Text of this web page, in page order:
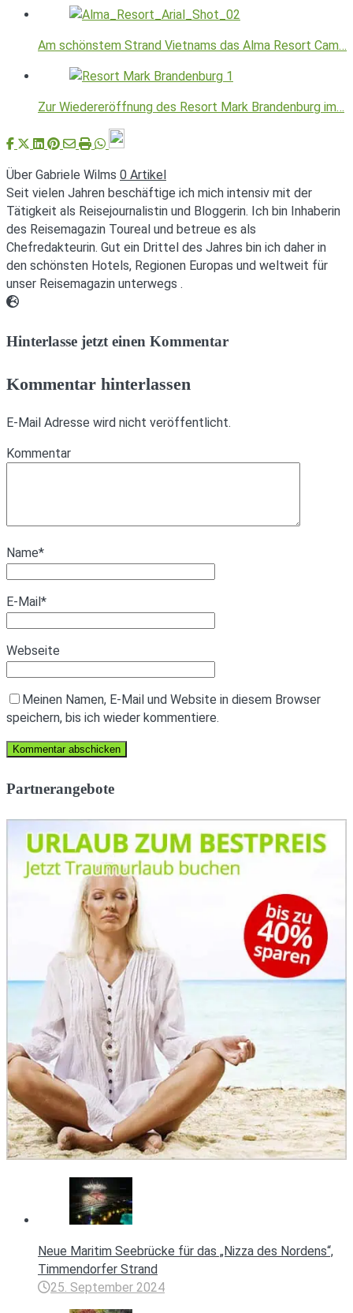
Am schönstem Strand Vietnams das Alma Resort Cam…
Zur Wiedereröffnung des Resort Mark Brandenburg im…
Über Gabriele Wilms 0 Artikel
Seit vielen Jahren beschäftige ich mich intensiv mit der
Tätigkeit als Reisejournalistin und Bloggerin. Ich bin Inhaberin
des Reisemagazin Toureal und betreue es als
Chefredakteurin. Gut ein Drittel des Jahres bin ich daher in
den schönsten Hotels, Regionen Europas und weltweit für
unser Reisemagazin unterwegs .
Webseite
Hinterlasse jetzt einen Kommentar
Kommentar hinterlassen
E-Mail Adresse wird nicht veröffentlicht.
Kommentar
Name*
E-Mail *
Webseite
Meinen Namen, E-Mail und Website in diesem Browser
speichern, bis ich wieder kommentiere.
Partnerangebote
Neue Maritim Seebrücke für das „Nizza des Nordens“,
Timmendorfer Strand
25. September 2024